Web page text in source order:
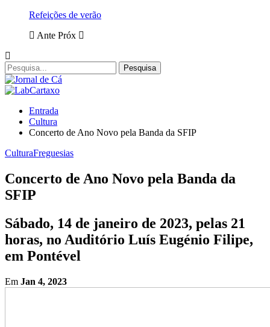
Refeições de verão
Ante Próx
Entrada
Cultura
Concerto de Ano Novo pela Banda da SFIP
CulturaFreguesias
Concerto de Ano Novo pela Banda da
SFIP
Sábado, 14 de janeiro de 2023, pelas 21
horas, no Auditório Luís Eugénio Filipe,
em Pontével
Em Jan 4, 2023